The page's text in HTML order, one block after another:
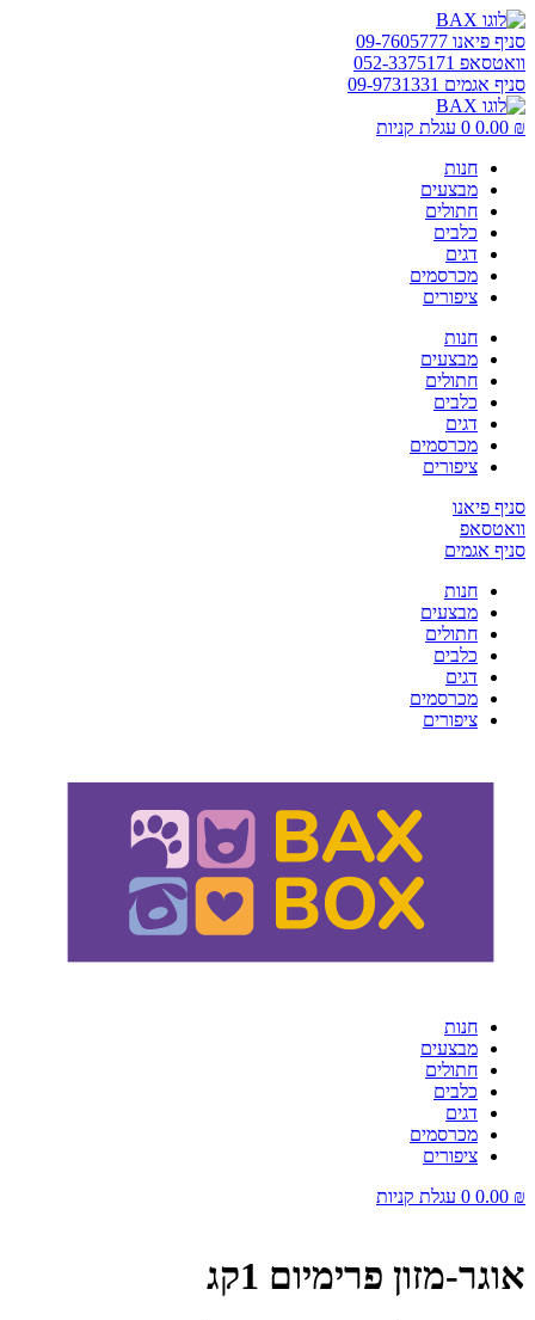
דלג
לתוכן
סניף פיאנו 09-7605777
וואטסאפ 052-3375171
סניף אגמים 09-9731331
0.00 ₪
0 עגלת קניות
חנות
מבצעים
חתולים
כלבים
דגים
מכרסמים
ציפורים
חנות
מבצעים
חתולים
כלבים
דגים
מכרסמים
ציפורים
סניף פיאנו
וואטסאפ
סניף אגמים
חנות
מבצעים
חתולים
כלבים
דגים
מכרסמים
ציפורים
חנות
מבצעים
חתולים
כלבים
דגים
מכרסמים
ציפורים
0.00 ₪
0 עגלת קניות
אוגר-מזון פרימיום 1קג